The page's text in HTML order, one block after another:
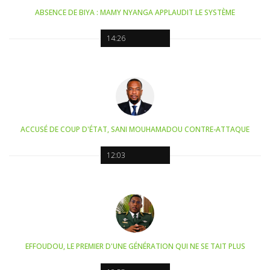
14:26
ABSENCE DE BIYA : MAMY NYANGA APPLAUDIT LE SYSTÈME
12:03
ACCUSÉ DE COUP D'ÉTAT, SANI MOUHAMADOU CONTRE-ATTAQUE
EFFOUDOU, LE PREMIER D'UNE GÉNÉRATION QUI NE SE TAIT PLUS